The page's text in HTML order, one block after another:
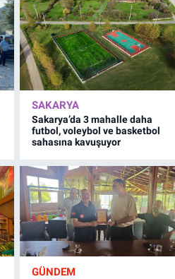
SAKARYA
Sakarya’da 3 mahalle daha
futbol, voleybol ve basketbol
sahasına kavuşuyor
GÜNDEM